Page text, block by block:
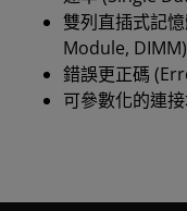
雙列直插式記
Module, DIMM)
錯誤更正碼
可參數化的連接